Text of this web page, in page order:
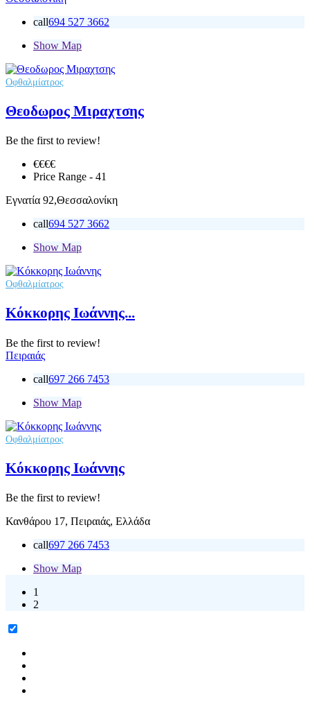
call694 527 3662
Show Map
Οφθαλμίατρος
Θεοδωρος Μιραχτσης
Be the first to review!
€€€€
Price Range - 41
Εγνατία 92,Θεσσαλονίκη
call694 527 3662
Show Map
Οφθαλμίατρος
Κόκκορης Ιωάννης...
Be the first to review!
Πειραιάς
call697 266 7453
Show Map
Οφθαλμίατρος
Κόκκορης Ιωάννης
Be the first to review!
Κανθάρου 17, Πειραιάς, Ελλάδα
call697 266 7453
Show Map
1
2